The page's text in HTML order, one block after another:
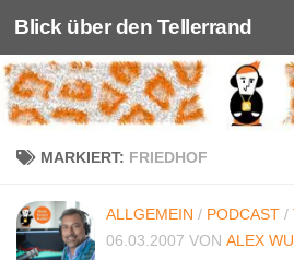
Unter dem Inhalt
Blick über den Tellerrand
MARKIERT: FRIEDHOF
ALLGEMEIN / PODCAST /
06.03.2007 VON ALEX